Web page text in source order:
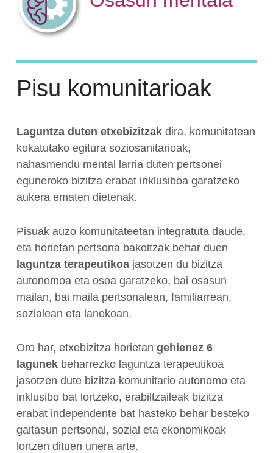
Pisu komunitarioak
Laguntza duten etxebizitzakdira, komunitatean
kokatutako egitura soziosanitarioak,
nahasmendu mental larria duten pertsonei
eguneroko bizitza erabat inklusiboa garatzeko
aukera ematen dietenak.
Pisuak auzo komunitateetan integratuta daude,
eta horietan pertsona bakoitzak behar duen
laguntza terapeutikoajasotzen du bizitza
autonomoa eta osoa garatzeko, bai osasun
mailan, bai maila pertsonalean, familiarrean,
sozialean eta lanekoan.
Oro har, etxebizitza horietan gehienez 6
lagunekbeharrezko laguntza terapeutikoa
jasotzen dute bizitza komunitario autonomo eta
inklusibo bat lortzeko, erabiltzaileak bizitza
erabat independente bat hasteko behar besteko
gaitasun pertsonal, sozial eta ekonomikoak
lortzen dituen unera arte.